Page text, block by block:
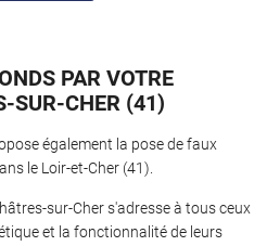
PAR VOTRE
SUR-CHER (41)
également la pose de faux
le Loir-et-Cher (41).
sur-Cher s'adresse à tous ceux
et la fonctionnalité de leurs